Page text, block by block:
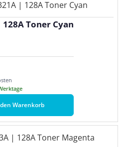
Toner Cyan
Warenkorb